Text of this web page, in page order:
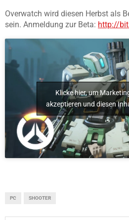
Overwatch wird diesen Herbst als
sein. Anmeldung zur Beta: http://
Klicke hier, um
akzeptieren und diesen
PC SHOOTER